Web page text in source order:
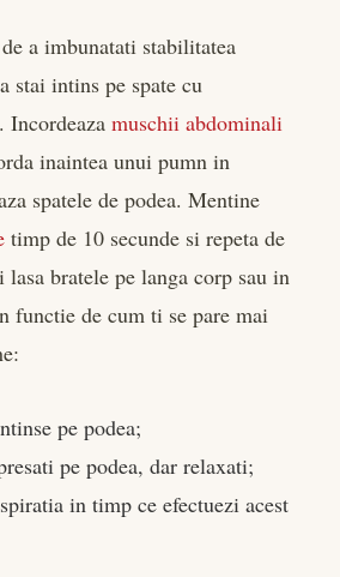
a imbunatati stabilitatea
stai intins pe spate cu
muschii abdominali
inaintea unui pumn in
spatele de podea. Mentine
timp de 10 secunde si repeta de
bratele pe langa corp sau in
functie de cum ti se pare mai
pe podea;
pe podea, dar relaxati;
in timp ce efectuezi acest